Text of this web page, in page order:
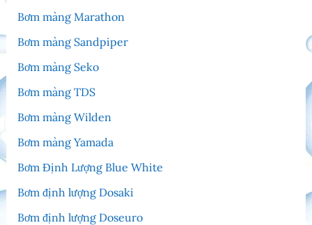
Bơm màng Marathon
Bơm màng Sandpiper
Bơm màng Seko
Bơm màng TDS
Bơm màng Wilden
Bơm màng Yamada
Bơm Định Lượng Blue White
Bơm định lượng Dosaki
Bơm định lượng Doseuro